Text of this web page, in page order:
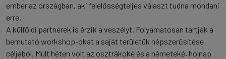
ember az országban, aki felelősségteljes választ tudna mondani
erre.
A külföldi partnerek is érzik a veszélyt. Folyamatosan tartják a
bemutató workshop-okat a saját területük népszerűsítése
céljából. Múlt héten volt az osztrákoké és a németeké, holnap